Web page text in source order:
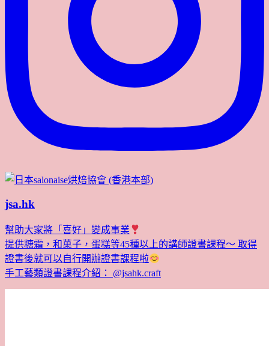
jsa.hk
幫助大家將「喜好」變成事業
提供糖霜，和菓子，蛋糕等45種以上的講師證書課程～ 取得
證書後就可以自行開辦證書課程啦
手工藝類證書課程介紹： @jsahk.craft